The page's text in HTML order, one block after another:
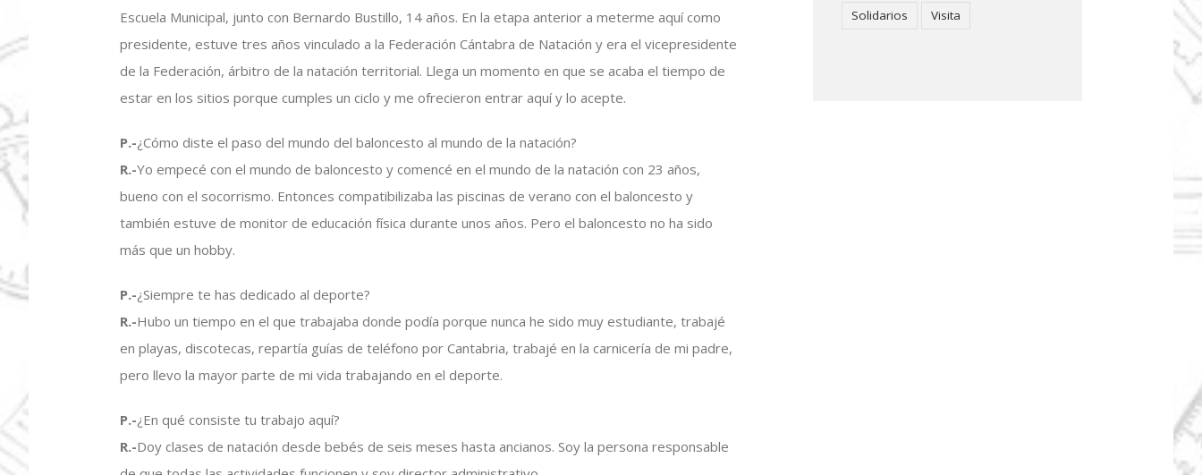
Escuela Municipal, junto con Bernardo Bustillo, 14 años. En la etapa anterior a meterme aquí como
presidente, estuve tres años vinculado a la Federación Cántabra de Natación y era el vicepresidente
de la Federación, árbitro de la natación territorial. Llega un momento en que se acaba el tiempo de
estar en los sitios porque cumples un ciclo y me ofrecieron entrar aquí y lo acepte.
P.-¿Cómo diste el paso del mundo del baloncesto al mundo de la natación?
R.-Yo empecé con el mundo de baloncesto y comencé en el mundo de la natación con 23 años,
bueno con el socorrismo. Entonces compatibilizaba las piscinas de verano con el baloncesto y
también estuve de monitor de educación física durante unos años. Pero el baloncesto no ha sido
más que un hobby.
P.-¿Siempre te has dedicado al deporte?
R.-Hubo un tiempo en el que trabajaba donde podía porque nunca he sido muy estudiante, trabajé
en playas, discotecas, repartía guías de teléfono por Cantabria, trabajé en la carnicería de mi padre,
pero llevo la mayor parte de mi vida trabajando en el deporte.
P.-¿En qué consiste tu trabajo aquí?
R.-Doy clases de natación desde bebés de seis meses hasta ancianos. Soy la persona responsable
Solidarios
Visita